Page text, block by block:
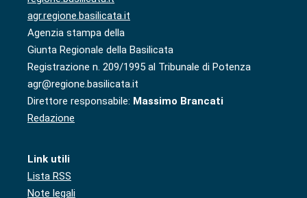
agr.regione.basilicata.it
Agenzia stampa della
Giunta Regionale della Basilicata
Registrazione n. 209/1995 al Tribunale di Potenza
agr@regione.basilicata.it
Direttore responsabile: Massimo Brancati
Redazione
Link utili
Lista RSS
Note legali